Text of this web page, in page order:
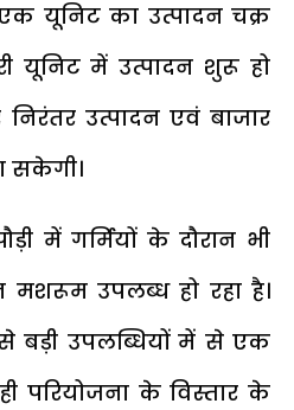
यूनिट का उत्पादन चक्र
यूनिट में उत्पादन शुरू हो
उत्पादन एवं बाजार
सकेगी।
में गर्मियों के दौरान भी
उपलब्ध हो रहा है।
उपलब्धियों में से एक
परियोजना के विस्तार के